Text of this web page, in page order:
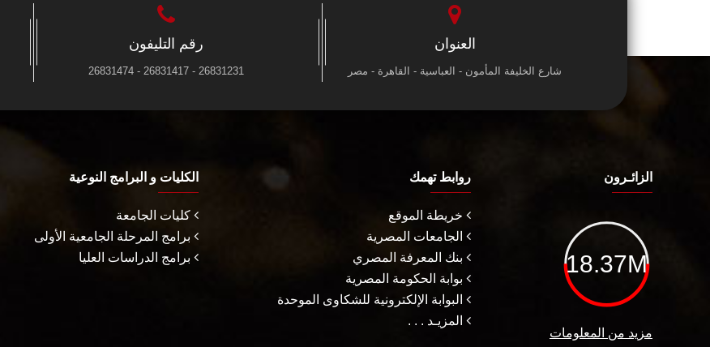
العنوان
شارع الخليفة المأمون - العباسية - القاهرة - مصر
رقم التليفون
26831231 - 26831417 - 26831474
الزائـرون
18.37M
مزيد من المعلومات
روابط تهمك
خريطة الموقع
الجامعات المصرية
بنك المعرفة المصري
بوابة الحكومة المصرية
البوابة الإلكترونية للشكاوى الموحدة
المزيـد . . .
الكليات و البرامج النوعية
كليات الجامعة
برامج المرحلة الجامعية الأولى
برامج الدراسات العليا